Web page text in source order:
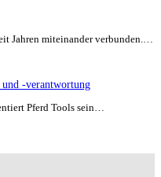
Jahren miteinander verbunden.…
-verantwortung
Pferd Tools sein…